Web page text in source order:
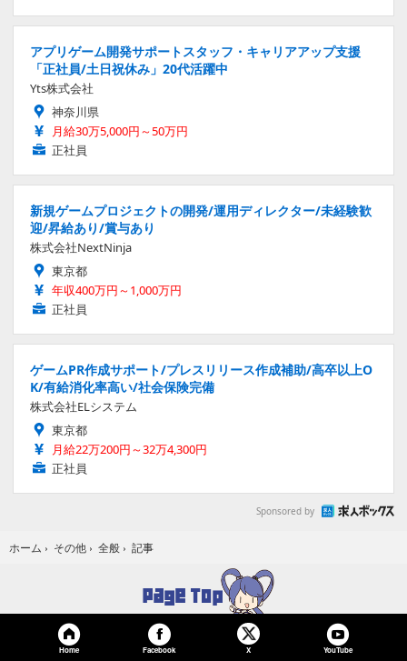
アプリゲーム開発サポートスタッフ・キャリアアップ支援
「正社員/土日祝休み」20代活躍中
Yts株式会社
神奈川県
月給30万5,000円～50万円
正社員
新規ゲームプロジェクトの開発/運用ディレクター/未経験歓
迎/昇給あり/賞与あり
株式会社NextNinja
東京都
年収400万円～1,000万円
正社員
ゲームPR作成サポート/プレスリリース作成補助/高卒以上O
K/有給消化率高い/社会保険完備
株式会社ELシステム
東京都
月給22万200円～32万4,300円
正社員
Sponsored by
ホーム › その他 › 全般 › 記事
Home Facebook X YouTube